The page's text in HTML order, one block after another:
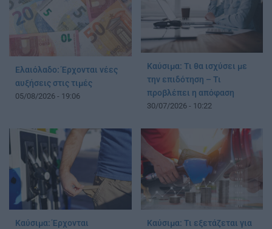
Ελαιόλαδο: Έρχονται νέες
αυξήσεις στις τιμές
05/08/2026 - 19:06
Καύσιμα: Τι θα ισχύσει με
την επιδότηση – Τι
προβλέπει η απόφαση
30/07/2026 - 10:22
Καύσιμα: Έρχονται
Καύσιμα: Τι εξετάζεται για